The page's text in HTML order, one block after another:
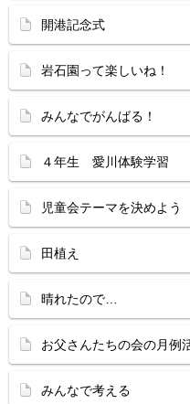
開港記念式
岩石園って楽しいね！
みんなでがんばる！
４年生 愛川体験学習
児童会テーマを決めよう
田植え
晴れたので…
お父さんたちの会の月例
みんなで考える